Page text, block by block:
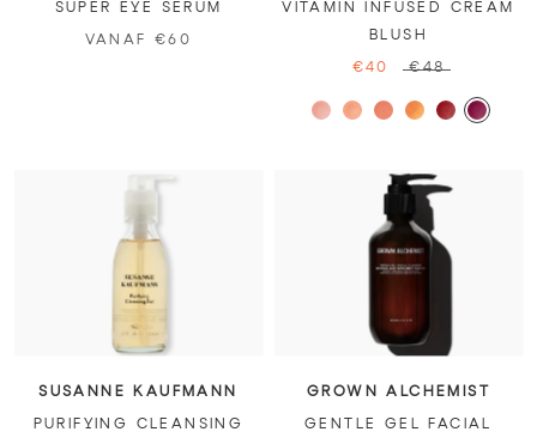
SUPER EYE SERUM
VANAF €60
VITAMIN INFUSED CREAM
BLUSH
€40 €48
SUSANNE KAUFMANN
PURIFYING CLEANSING
GROWN ALCHEMIST
GENTLE GEL FACIAL